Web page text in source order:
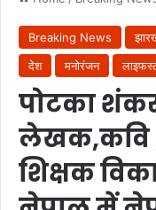
Breaking News
देश
मनोरंजन
पोटका
लेखक,कवि
शिक्षक